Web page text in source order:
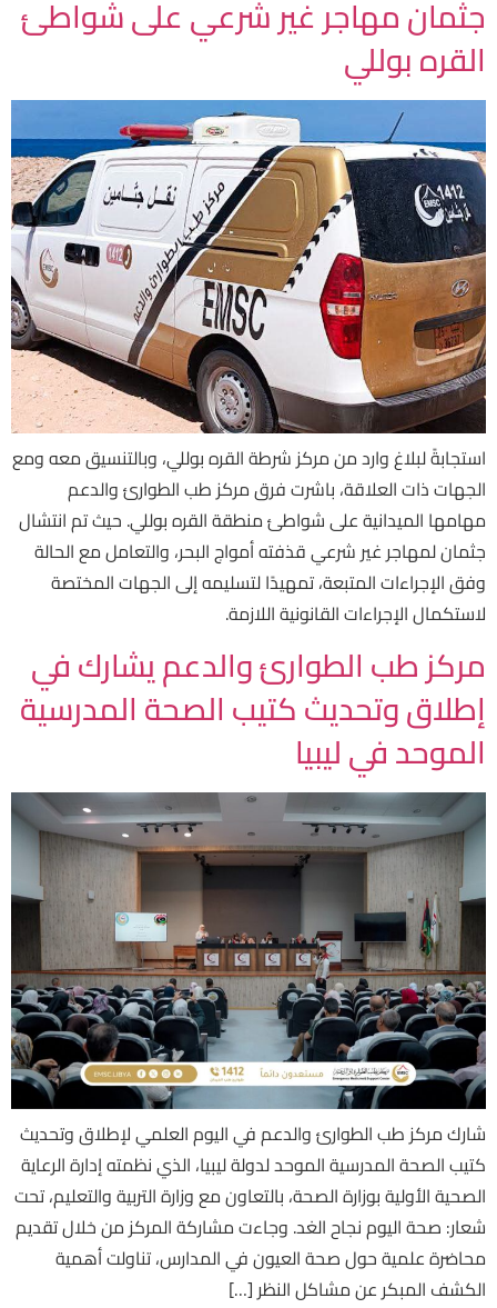
جثمان مهاجر غير شرعي على شواطئ
القره بوللي
استجابةً لبلاغ وارد من مركز شرطة القره بوللي، وبالتنسيق معه ومع
الجهات ذات العلاقة، باشرت فرق مركز طب الطوارئ والدعم
مهامها الميدانية على شواطئ منطقة القره بوللي. حيث تم انتشال
جثمان لمهاجر غير شرعي قذفته أمواج البحر، والتعامل مع الحالة
وفق الإجراءات المتبعة، تمهيدًا لتسليمه إلى الجهات المختصة
لاستكمال الإجراءات القانونية اللازمة.
مركز طب الطوارئ والدعم يشارك في
إطلاق وتحديث كتيب الصحة المدرسية
الموحد في ليبيا
شارك مركز طب الطوارئ والدعم في اليوم العلمي لإطلاق وتحديث
كتيب الصحة المدرسية الموحد لدولة ليبيا، الذي نظمته إدارة الرعاية
الصحية الأولية بوزارة الصحة، بالتعاون مع وزارة التربية والتعليم، تحت
شعار: صحة اليوم نجاح الغد. وجاءت مشاركة المركز من خلال تقديم
محاضرة علمية حول صحة العيون في المدارس، تناولت أهمية
الكشف المبكر عن مشاكل النظر […]